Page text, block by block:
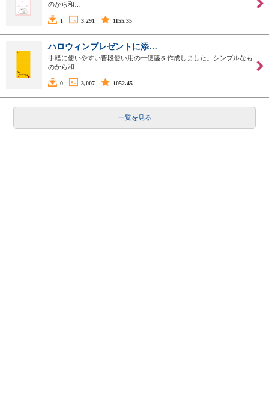
のから和…
1 3,291 1155.35
ハロウィンプレゼントに添…
手軽に使いやすい普段使い用の一便箋を作成しました。シンプルなも
のから和…
0 3,007 1052.45
一覧を見る